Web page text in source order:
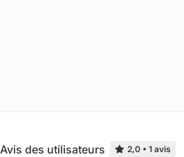
Avis des utilisateurs 2,0 • 1 avis